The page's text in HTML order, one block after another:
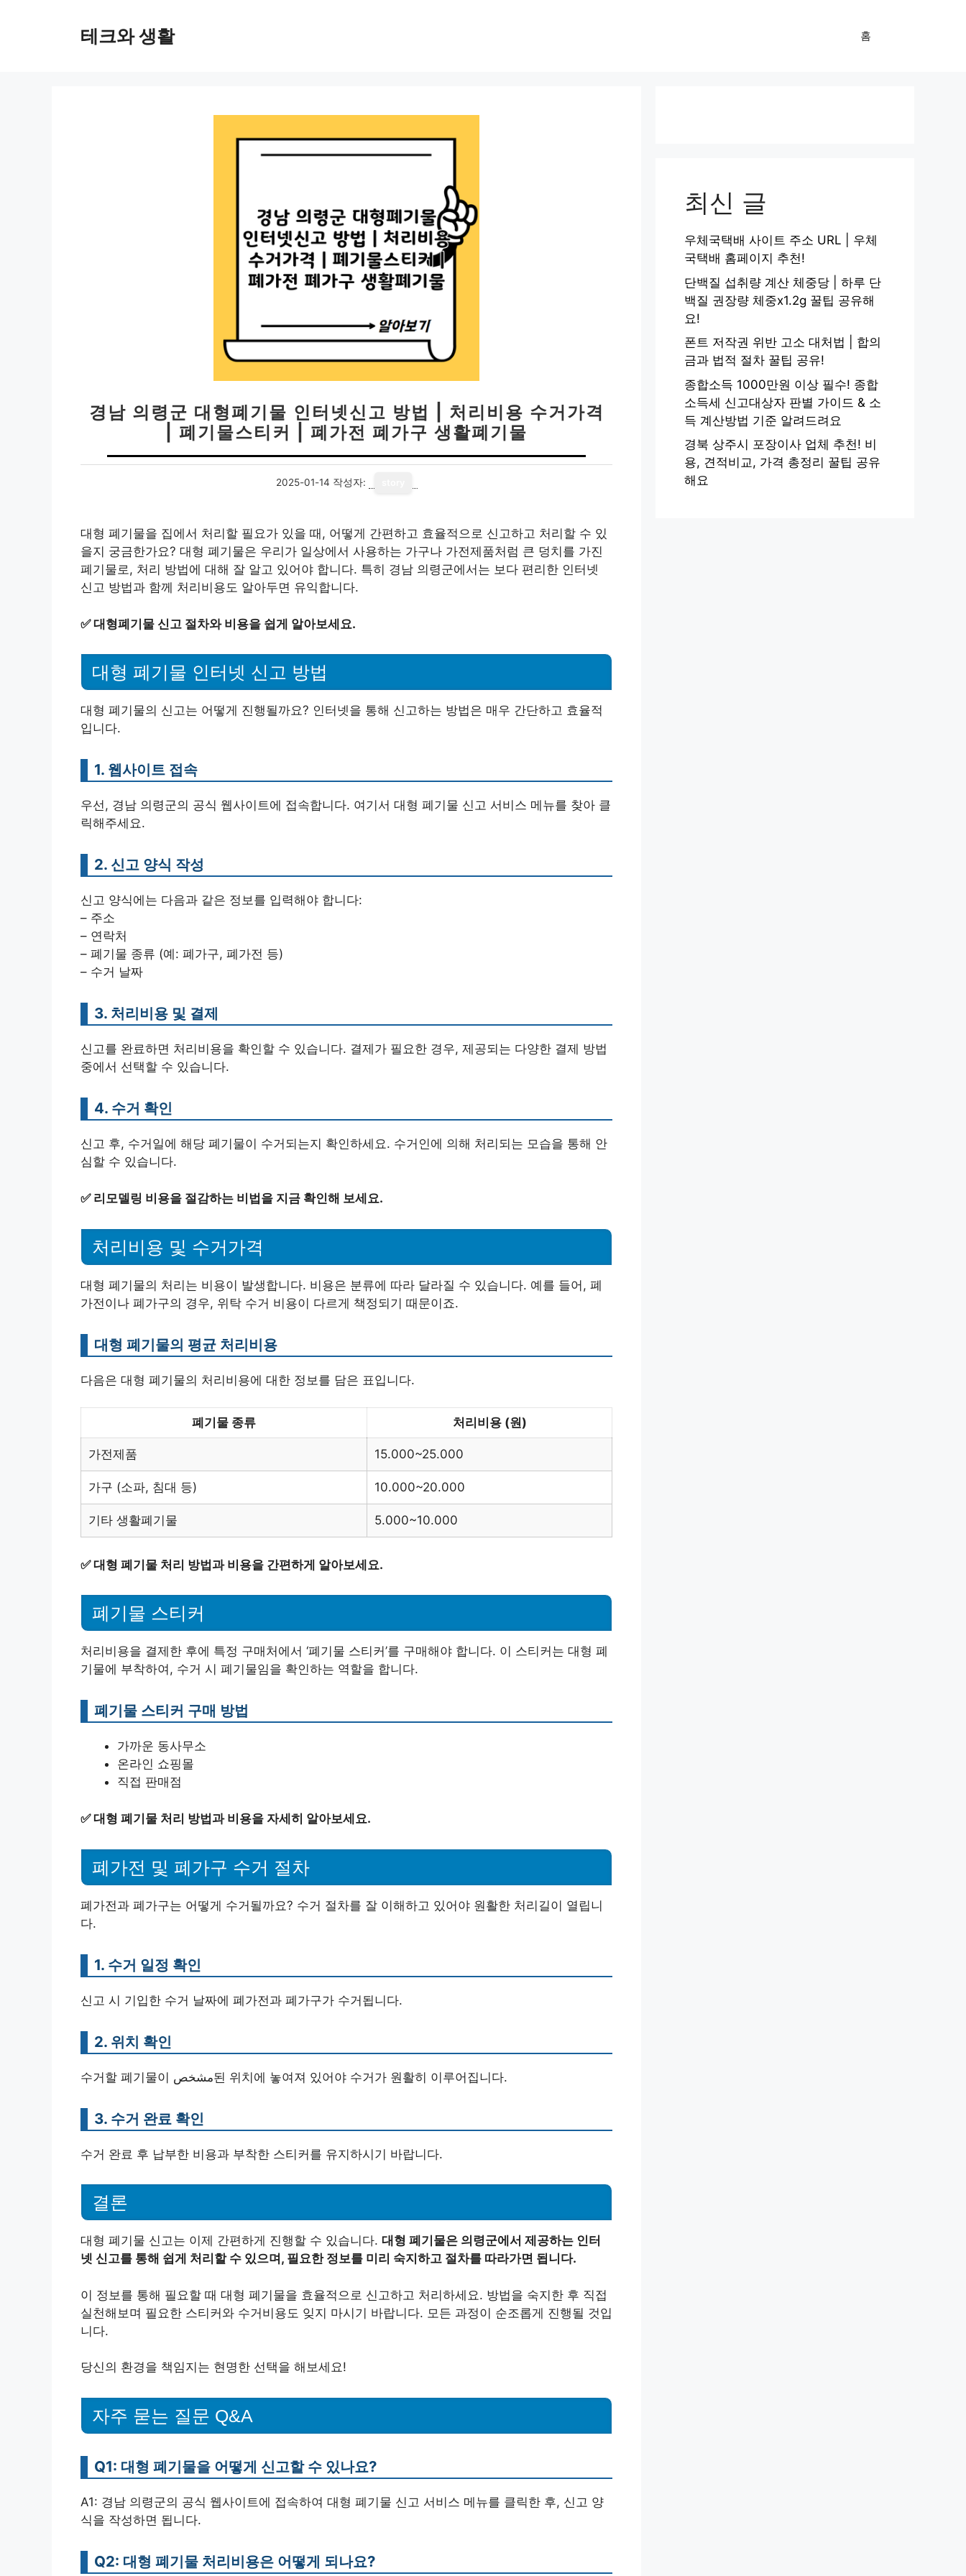
테크와 생활 홈
경남 의령군 대형폐기물 인터넷신고 방법 | 처리비용 수거가격
| 폐기물스티커 | 폐가전 폐가구 생활폐기물
2025-01-14 작성자:
대형 폐기물을 집에서 처리할 필요가 있을 때, 어떻게 간편하고 효율적으로 신고하고 처리할 수 있
을지 궁금한가요? 대형 폐기물은 우리가 일상에서 사용하는 가구나 가전제품처럼 큰 덩치를 가진
폐기물로, 처리 방법에 대해 잘 알고 있어야 합니다. 특히 경남 의령군에서는 보다 편리한 인터넷
신고 방법과 함께 처리비용도 알아두면 유익합니다.
✅대형폐기물 신고 절차와 비용을 쉽게 알아보세요.
대형 폐기물 인터넷 신고 방법
대형 폐기물의 신고는 어떻게 진행될까요? 인터넷을 통해 신고하는 방법은 매우 간단하고 효율적
입니다.
1. 웹사이트 접속
우선, 경남 의령군의 공식 웹사이트에 접속합니다. 여기서 대형 폐기물 신고 서비스 메뉴를 찾아 클
릭해주세요.
2. 신고 양식 작성
신고 양식에는 다음과 같은 정보를 입력해야 합니다:
– 주소
– 연락처
– 폐기물 종류 (예: 폐가구, 폐가전 등)
– 수거 날짜
3. 처리비용 및 결제
신고를 완료하면 처리비용을 확인할 수 있습니다. 결제가 필요한 경우, 제공되는 다양한 결제 방법
중에서 선택할 수 있습니다.
4. 수거 확인
신고 후, 수거일에 해당 폐기물이 수거되는지 확인하세요. 수거인에 의해 처리되는 모습을 통해 안
심할 수 있습니다.
✅ 리모델링 비용을 절감하는 비법을 지금 확인해 보세요.
처리비용 및 수거가격
대형 폐기물의 처리는 비용이 발생합니다. 비용은 분류에 따라 달라질 수 있습니다. 예를 들어, 폐
가전이나 폐가구의 경우, 위탁 수거 비용이 다르게 책정되기 때문이죠.
대형 폐기물의 평균 처리비용
다음은 대형 폐기물의 처리비용에 대한 정보를 담은 표입니다.
폐기물 종류 처리비용 (원)
가전제품 15.000~25.000
가구 (소파, 침대 등) 10.000~20.000
기타 생활폐기물 5.000~10.000
✅대형 폐기물 처리 방법과 비용을 간편하게 알아보세요.
폐기물 스티커
처리비용을 결제한 후에 특정 구매처에서 ‘폐기물 스티커’를 구매해야 합니다. 이 스티커는 대형 폐
기물에 부착하여, 수거 시 폐기물임을 확인하는 역할을 합니다.
폐기물 스티커 구매 방법
가까운 동사무소
온라인 쇼핑몰
직접 판매점
✅대형 폐기물 처리 방법과 비용을 자세히 알아보세요.
폐가전 및 폐가구 수거 절차
폐가전과 폐가구는 어떻게 수거될까요? 수거 절차를 잘 이해하고 있어야 원활한 처리길이 열립니
다.
1. 수거 일정 확인
신고 시 기입한 수거 날짜에 폐가전과 폐가구가 수거됩니다.
2. 위치 확인
수거할 폐기물이 مشخص된 위치에 놓여져 있어야 수거가 원활히 이루어집니다.
3. 수거 완료 확인
수거 완료 후 납부한 비용과 부착한 스티커를 유지하시기 바랍니다.
결론
대형 폐기물 신고는 이제 간편하게 진행할 수 있습니다. 대형 폐기물은 의령군에서 제공하는 인터
넷 신고를 통해 쉽게 처리할 수 있으며, 필요한 정보를 미리 숙지하고 절차를 따라가면 됩니다.
이 정보를 통해 필요할 때 대형 폐기물을 효율적으로 신고하고 처리하세요. 방법을 숙지한 후 직접
실천해보며 필요한 스티커와 수거비용도 잊지 마시기 바랍니다. 모든 과정이 순조롭게 진행될 것입
니다.
당신의 환경을 책임지는 현명한 선택을 해보세요!
자주 묻는 질문 Q&A
Q1: 대형 폐기물을 어떻게 신고할 수 있나요?
A1: 경남 의령군의 공식 웹사이트에 접속하여 대형 폐기물 신고 서비스 메뉴를 클릭한 후, 신고 양
식을 작성하면 됩니다.
Q2: 대형 폐기물 처리비용은 어떻게 되나요?
최신 글
우체국택배 사이트 주소 URL | 우체
국택배 홈페이지 추천!
단백질 섭취량 계산 체중당 | 하루 단
백질 권장량 체중x1.2g 꿀팁 공유해
요!
폰트 저작권 위반 고소 대처법 | 합의
금과 법적 절차 꿀팁 공유!
종합소득 1000만원 이상 필수! 종합
소득세 신고대상자 판별 가이드 & 소
득 계산방법 기준 알려드려요
경북 상주시 포장이사 업체 추천! 비
용, 견적비교, 가격 총정리 꿀팁 공유
해요